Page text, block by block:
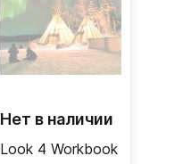
Нет в наличии
Look 4 Workbook